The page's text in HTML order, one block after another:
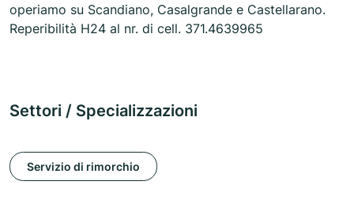
operiamo su Scandiano, Casalgrande e Castellarano.
Reperibilità H24 al nr. di cell. 371.4639965
Settori / Specializzazioni
Servizio di rimorchio